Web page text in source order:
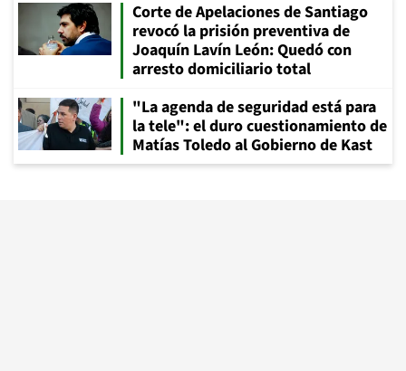
Corte de Apelaciones de Santiago
revocó la prisión preventiva de
Joaquín Lavín León: Quedó con
arresto domiciliario total
"La agenda de seguridad está para
la tele": el duro cuestionamiento de
Matías Toledo al Gobierno de Kast